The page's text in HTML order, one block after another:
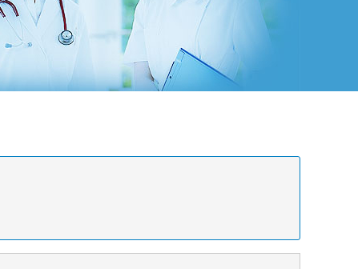
ご来院される皆様へ
面会について
「説明と同意」に関するガイドライン
各学会研修施設認定状況
病院情報の公開